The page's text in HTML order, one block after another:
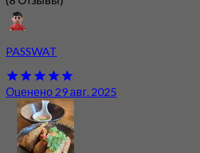
PASSWAT
Оценено 29 авг. 2025